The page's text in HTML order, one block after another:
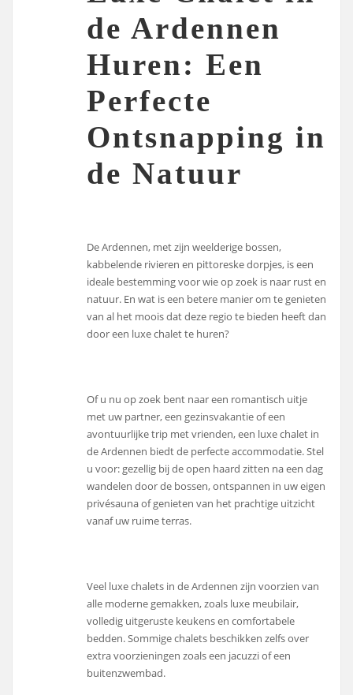
de Ardennen
Huren: Een
Perfecte
Ontsnapping in
de Natuur
De Ardennen, met zijn weelderige bossen,
kabbelende rivieren en pittoreske dorpjes, is een
ideale bestemming voor wie op zoek is naar rust en
natuur. En wat is een betere manier om te genieten
van al het moois dat deze regio te bieden heeft dan
door een luxe chalet te huren?
Of u nu op zoek bent naar een romantisch uitje
met uw partner, een gezinsvakantie of een
avontuurlijke trip met vrienden, een luxe chalet in
de Ardennen biedt de perfecte accommodatie. Stel
u voor: gezellig bij de open haard zitten na een dag
wandelen door de bossen, ontspannen in uw eigen
privésauna of genieten van het prachtige uitzicht
vanaf uw ruime terras.
Veel luxe chalets in de Ardennen zijn voorzien van
alle moderne gemakken, zoals luxe meubilair,
volledig uitgeruste keukens en comfortabele
bedden. Sommige chalets beschikken zelfs over
extra voorzieningen zoals een jacuzzi of een
buitenzwembad.